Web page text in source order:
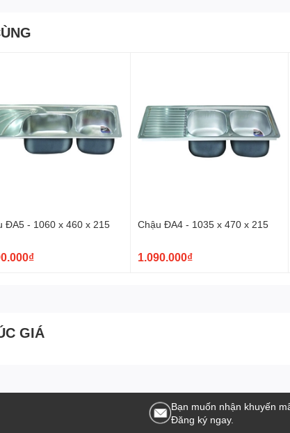
ĐA5 - 1060 x 460 x 215 Chậu ĐA4 - 1035 x 470 x 215
1.090.000₫
GIÁ
Bạn muốn nhận khuyến
Đăng ký ngay.